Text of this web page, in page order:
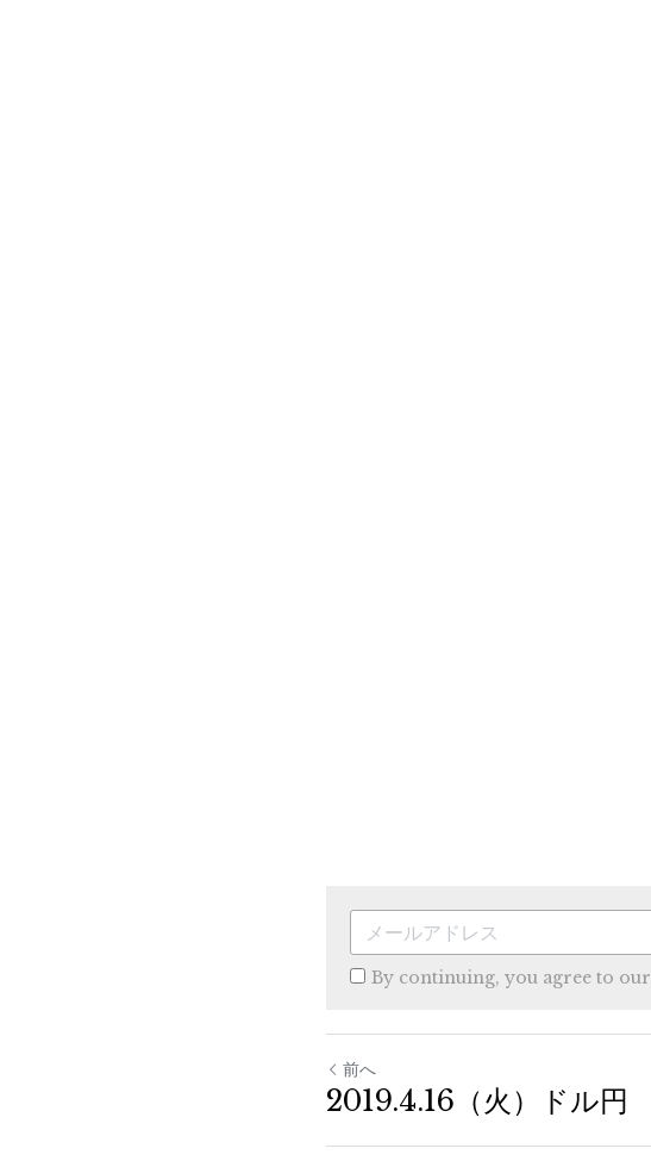
By continuing, you agree to our
前へ
2019.4.16（火）ドル円